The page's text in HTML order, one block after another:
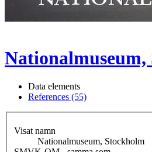
Data elements
References (55)
Visat namn
Nationalmuseum, Stockholm